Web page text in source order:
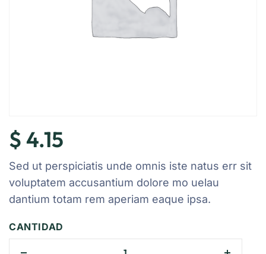
$ 4.15
Sed ut perspiciatis unde omnis iste natus err sit
voluptatem accusantium dolore mo uelau
dantium totam rem aperiam eaque ipsa.
CANTIDAD